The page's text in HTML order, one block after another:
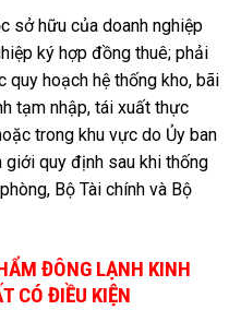
sở hữu của doanh nghiệp
ký hợp đồng thuê; phải
quy hoạch hệ thống kho, bãi
tạm nhập, tái xuất thực
trong khu vực do Ủy ban
giới quy định sau khi thống
Bộ Tài chính và Bộ
ĐÔNG LẠNH KINH
CÓ ĐIỀU KIỆN